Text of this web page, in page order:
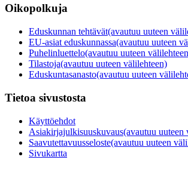
Oikopolkuja
Eduskunnan tehtävät(avautuu uuteen
EU-asiat eduskunnassa(avautuu uuteen
Puhelinluettelo(avautuu uuteen
Tilastoja(avautuu uuteen välilehteen)
Eduskuntasanasto(avautuu uuteen
Tietoa sivustosta
Käyttöehdot
Asiakirjajulkisuuskuvaus(avautuu uuteen
Saavutettavuusseloste(avautuu uuteen
Sivukartta